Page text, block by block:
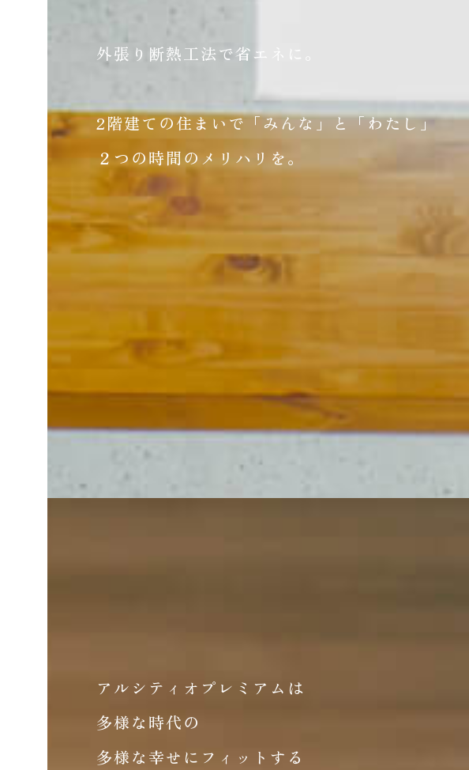
外張り断熱工法で省エネに。
2階建ての住まいで「みんな」と「わたし」
２つの時間のメリハリを。
アルシティオプレミアムは
多様な時代の
多様な幸せにフィットする